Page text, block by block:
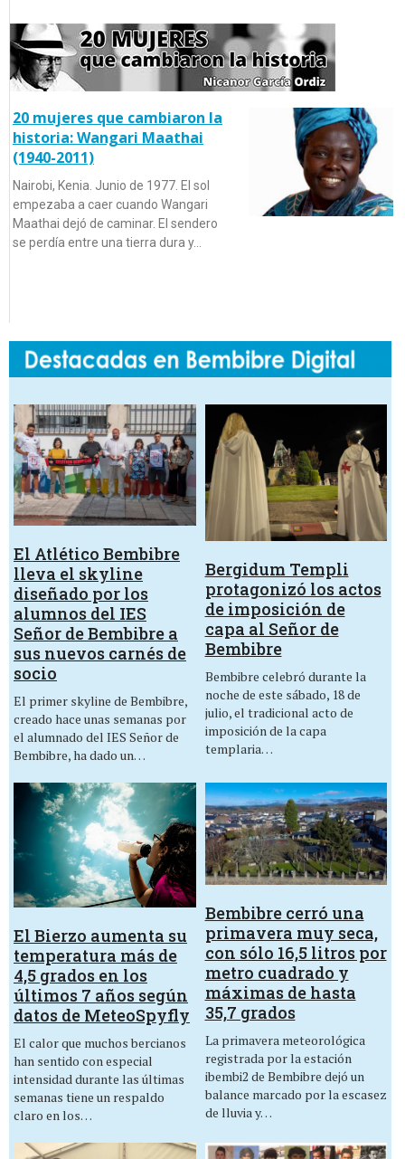
20 mujeres que cambiaron la
historia: Wangari Maathai
(1940-2011)
Nairobi, Kenia. Junio de 1977. El sol
empezaba a caer cuando Wangari
Maathai dejó de caminar. El sendero
se perdía entre una tierra dura y…
El Atlético Bembibre
lleva el skyline
diseñado por los
alumnos del IES
Señor de Bembibre a
sus nuevos carnés de
socio
El primer skyline de Bembibre,
creado hace unas semanas por
el alumnado del IES Señor de
Bembibre, ha dado un…
Bergidum Templi
protagonizó los actos
de imposición de
capa al Señor de
Bembibre
Bembibre celebró durante la
noche de este sábado, 18 de
julio, el tradicional acto de
imposición de la capa
templaria…
El Bierzo aumenta su
temperatura más de
4,5 grados en los
últimos 7 años según
datos de MeteoSpyfly
El calor que muchos bercianos
han sentido con especial
intensidad durante las últimas
semanas tiene un respaldo
claro en los…
Bembibre cerró una
primavera muy seca,
con sólo 16,5 litros por
metro cuadrado y
máximas de hasta
35,7 grados
La primavera meteorológica
registrada por la estación
ibembi2 de Bembibre dejó un
balance marcado por la escasez
de lluvia y…